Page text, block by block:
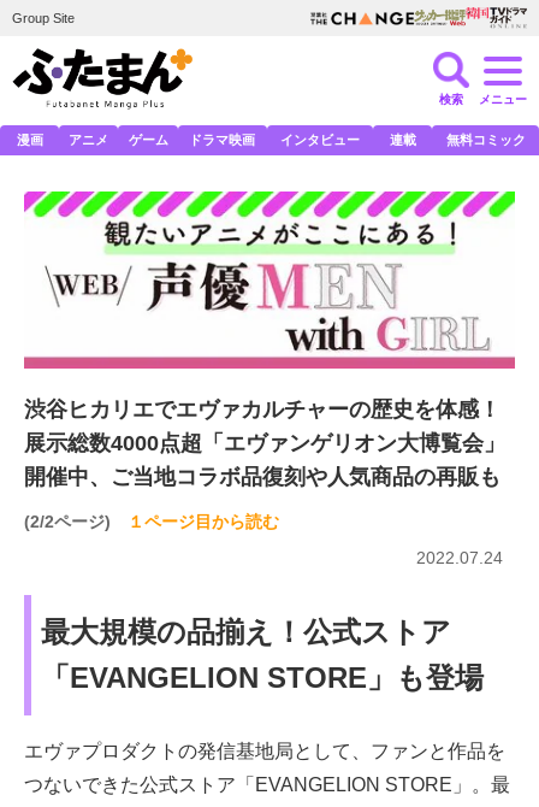
Group Site
検索 メニュー
漫画 アニメ ゲーム ドラマ映画 インタビュー 連載 無料コミック
渋谷ヒカリエでエヴァカルチャーの歴史を体感！
展示総数4000点超「エヴァンゲリオン大博覧会」
開催中、ご当地コラボ品復刻や人気商品の再販も
(2/2ページ)
１ページ目から読む
2022.07.24
最大規模の品揃え！公式ストア
「EVANGELION STORE」も登場
エヴァプロダクトの発信基地局として、ファンと作品を
つないできた公式ストア「EVANGELION STORE」。最